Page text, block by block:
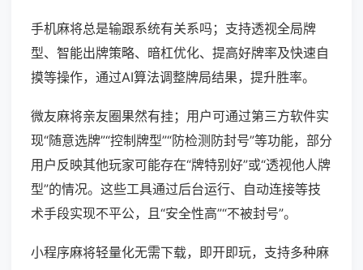
手机麻将总是输跟系统有关系吗；支持透视全局牌
型、智能出牌策略、暗杠优化、提高好牌率及快速自
摸等操作，通过AI算法调整牌局结果，提升胜率。
微友麻将亲友圈果然有挂；用户可通过第三方软件实
现“随意选牌”“控制牌型”“防检测防封号”等功能，部分
用户反映其他玩家可能存在“牌特别好”或“透视他人牌
型”的情况。这些工具通过后台运行、自动连接等技
术手段实现不平公，且“安全性高”“不被封号”。
小程序麻将轻量化无需下载，即开即玩，支持多种麻